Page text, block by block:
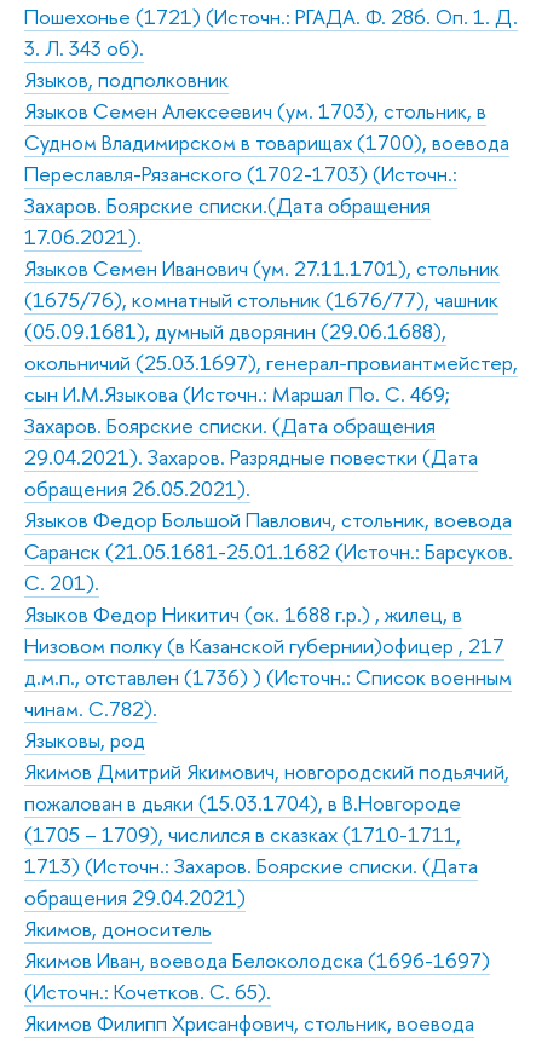
Пошехонье (1721) (Источн.: РГАДА. Ф. 286. Оп. 1. Д.
3. Л. 343 об).
Языков, подполковник
Языков Семен Алексеевич (ум. 1703), стольник, в
Судном Владимирском в товарищах (1700), воевода
Переславля-Рязанского (1702-1703) (Источн.:
Захаров. Боярские списки.(Дата обращения
17.06.2021).
Языков Семен Иванович (ум. 27.11.1701), стольник
(1675/76), комнатный стольник (1676/77), чашник
(05.09.1681), думный дворянин (29.06.1688),
окольничий (25.03.1697), генерал-провиантмейстер,
сын И.М.Языкова (Источн.: Маршал По. С. 469;
Захаров. Боярские списки. (Дата обращения
29.04.2021). Захаров. Разрядные повестки (Дата
обращения 26.05.2021).
Языков Федор Большой Павлович, стольник, воевода
Саранск (21.05.1681-25.01.1682 (Источн.: Барсуков.
С. 201).
Языков Федор Никитич (ок. 1688 г.р.) , жилец, в
Низовом полку (в Казанской губернии)офицер , 217
д.м.п., отставлен (1736) ) (Источн.: Список военным
чинам. С.782).
Языковы, род
Якимов Дмитрий Якимович, новгородский подьячий,
пожалован в дьяки (15.03.1704), в В.Новгороде
(1705 – 1709), числился в сказках (1710-1711,
1713) (Источн.: Захаров. Боярские списки. (Дата
обращения 29.04.2021)
Якимов, доноситель
Якимов Иван, воевода Белоколодска (1696-1697)
(Источн.: Кочетков. С. 65).
Якимов Филипп Хрисанфович, стольник, воевода